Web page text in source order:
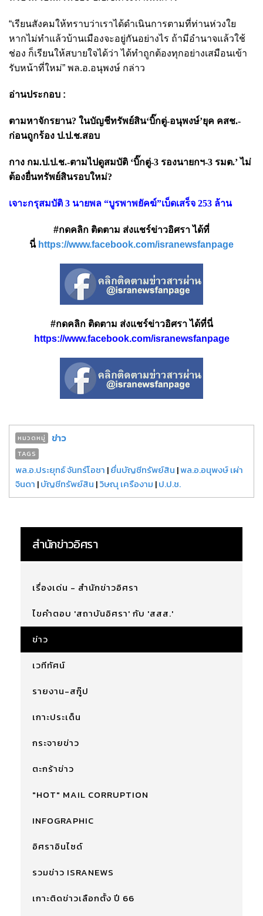
“เรียนสังคมให้ทราบว่าเราได้ดำเนินการตามที่ท่านห่วงใย
หากไม่ทำแล้วบ้านเมืองจะอยู่กันอย่างไร ถ้ามีอำนาจแล้วใช้
ช่อง ก็เรียนให้สบายใจได้ว่า ได้ทำถูกต้องทุกอย่างเสมือนเข้า
รับหน้าที่ใหม่” พล.อ.อนุพงษ์ กล่าว
อ่านประกอบ :
ตามหาจักรยาน? ในบัญชีทรัพย์สิน‘บิ๊กตู่-อนุพงษ์’ยุค คสช.-
ก่อนถูกร้อง ป.ป.ช.สอบ
กาง กม.ป.ป.ช.-ตามไปดูสมบัติ ‘บิ๊กตู่-3 รองนายกฯ-3 รมต.’ ไม่
ต้องยื่นทรัพย์สินรอบใหม่?
เจาะกรุสมบัติ 3 นายพล “บูรพาพยัคฆ์”เบ็ดเสร็จ 253 ล้าน
#กดคลิก ติดตาม ส่งแชร์ข่าวอิศรา ได้ที่
นี่ https://www.facebook.com/isranewsfanpage
#กดคลิก ติดตาม ส่งแชร์ข่าวอิศรา ได้ที่นี่
https://www.facebook.com/isranewsfanpage
หมวดหมู่ ข่าว
TAGS
พล.อ.ประยุทธ์ จันทร์โอชา |ยื่นบัญชีทรัพย์สิน |พล.อ.อนุพงษ์ เผ่า
จินดา |บัญชีทรัพย์สิน |วิษณุ เครืองาม |ป.ป.ช.
สำนักข่าวอิศรา
เรื่องเด่น - สำนักข่าวอิศรา
ไขคำตอบ 'สถาบันอิศรา' กับ 'สสส.'
ข่าว
เวทีทัศน์
รายงาน-สกู๊ป
เกาะประเด็น
กระจายข่าว
ตะกร้าข่าว
"HOT" MAIL CORRUPTION
INFOGRAPHIC
อิศราอินไซด์
รวมข่าว ISRANEWS
เกาะติดข่าวเลือกตั้ง ปี 66